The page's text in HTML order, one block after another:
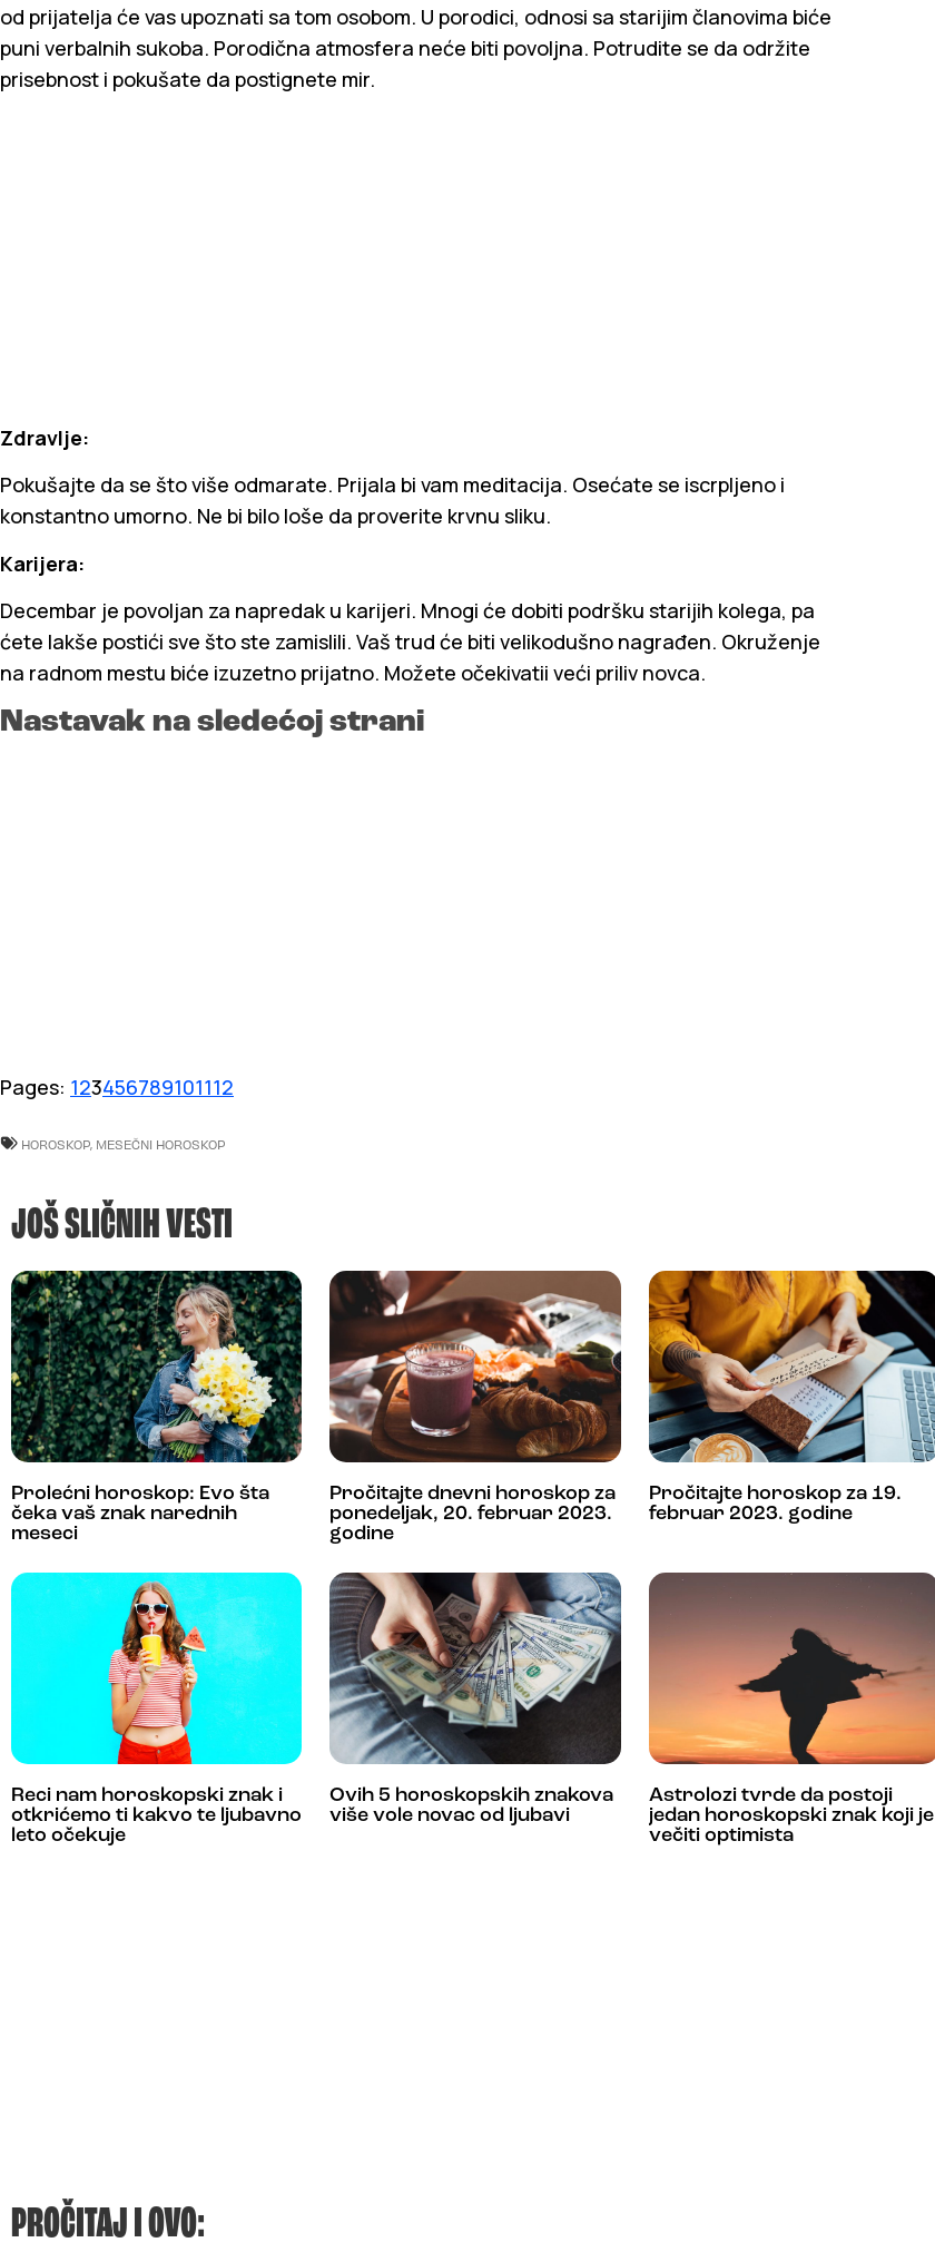
od prijatelja će vas upoznati sa tom osobom. U porodici, odnosi sa starijim članovima biće
puni verbalnih sukoba. Porodična atmosfera neće biti povoljna. Potrudite se da održite
prisebnost i pokušate da postignete mir.
Zdravlje:
Pokušajte da se što više odmarate. Prijala bi vam meditacija. Osećate se iscrpljeno i
konstantno umorno. Ne bi bilo loše da proverite krvnu sliku.
Karijera:
Decembar je povoljan za napredak u karijeri. Mnogi će dobiti podršku starijih kolega, pa
ćete lakše postići sve što ste zamislili. Vaš trud će biti velikodušno nagrađen. Okruženje
na radnom mestu biće izuzetno prijatno. Možete očekivatii veći priliv novca.
Nastavak na sledećoj strani
Pages: 123456789101112
HOROSKOP MESEČNI HOROSKOP
JOŠ SLIČNIH VESTI
Prolećni horoskop: Evo šta
čeka vaš znak narednih
meseci
Pročitajte dnevni horoskop za
ponedeljak, 20. februar 2023.
godine
Pročitajte horoskop za 19.
februar 2023. godine
Reci nam horoskopski znak i
otkrićemo ti kakvo te ljubavno
leto očekuje
Ovih 5 horoskopskih znakova
više vole novac od ljubavi
Astrolozi tvrde da postoji
jedan horoskopski znak koji je
večiti optimista
PROČITAJ I OVO: